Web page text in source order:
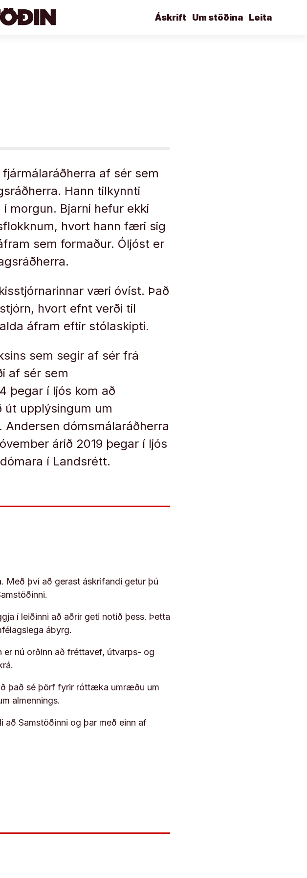
Leita
Um stöðina
Áskrift
af sér sem
Hann tilkynnti
morgun. Bjarni hefur ekki
hvort hann færi sig
sem formaður. Óljóst er
væri óvíst. Það
hvort efnt verði til
áfram eftir stólaskipti.
sem segir af sér frá
af sér sem
þegar í ljós kom að
út upplýsingum um
dómsmálaráðherra
árið 2019 þegar í ljós
í Landsrétt.
Með því að gerast áskrifandi getur þú
í leiðinni að aðrir geti notið þess. Þetta
ábyrg.
nú orðinn að fréttavef, útvarps- og
það sé þörf fyrir róttæka umræðu um
almennings.
að Samstöðinni og þar með einn af